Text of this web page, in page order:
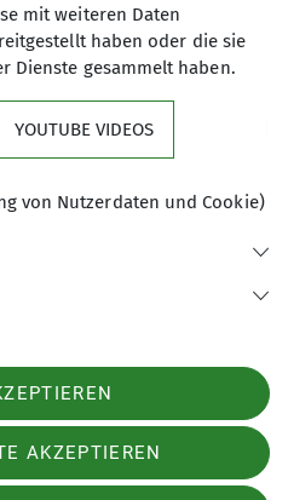
Wasserburg
e.V.
mit weiteren Daten
haben oder die sie
Dienste gesammelt haben.
YOUTUBE VIDEOS
von Nutzerdaten und Cookie)
AKZEPTIEREN